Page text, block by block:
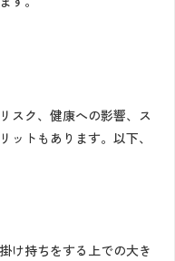
スク、健康への影響、ス
ットもあります。以下、
け持ちをする上での大き